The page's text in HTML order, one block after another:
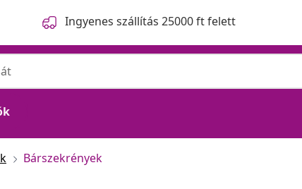
Ingyenes szállítás 25000 ft felett
Bárszekrények